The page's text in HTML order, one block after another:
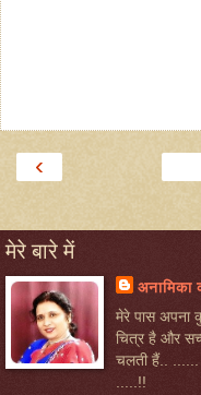
‹
मेरे बारे में
अनामिका
मेरे पास अपना
चित्र है और
चलती हैं.. ......
.....!!